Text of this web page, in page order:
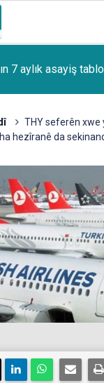
7 aylık asayiş
THY seferên xwe
hezîranê da